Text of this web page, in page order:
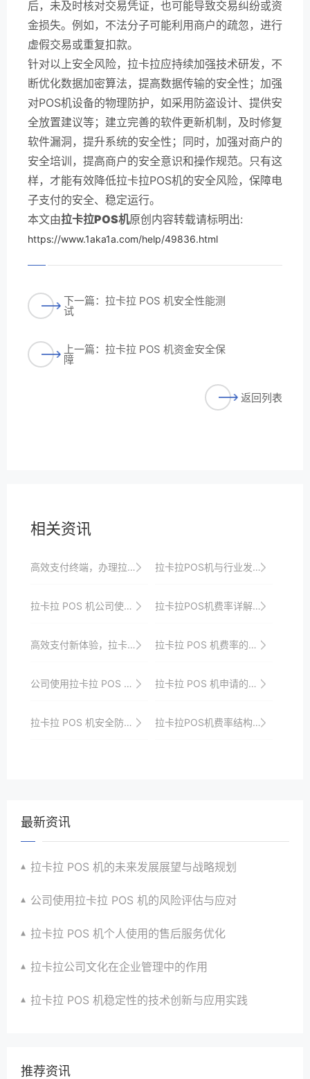
后，未及时核对交易凭证，也可能导致交易纠纷或资
金损失。例如，不法分子可能利用商户的疏忽，进行
虚假交易或重复扣款。
针对以上安全风险，拉卡拉应持续加强技术研发，不
断优化数据加密算法，提高数据传输的安全性；加强
对POS机设备的物理防护，如采用防盗设计、提供安
全放置建议等；建立完善的软件更新机制，及时修复
软件漏洞，提升系统的安全性；同时，加强对商户的
安全培训，提高商户的安全意识和操作规范。只有这
样，才能有效降低拉卡拉POS机的安全风险，保障电
子支付的安全、稳定运行。
本文由拉卡拉POS机原创内容转载请标明出:
https://www.1aka1a.com/help/49836.html
下一篇：拉卡拉 POS 机安全性能测
试
上一篇：拉卡拉 POS 机资金安全保
障
返回列表
相关资讯
高效支付终端，办理拉卡拉POS机来解决 拉卡拉POS机与行业发展趋势的契合度分析
拉卡拉 POS 机公司使用的风险管理 拉卡拉POS机费率详解，让你明明白白收款
高效支付新体验，拉卡拉POS机申请全攻略 拉卡拉 POS 机费率的市场竞争力
公司使用拉卡拉 POS 机的数据分析应用 拉卡拉 POS 机申请的渠道解析
拉卡拉 POS 机安全防范意识培养 拉卡拉POS机费率结构全面解析
最新资讯
拉卡拉 POS 机的未来发展展望与战略规划
公司使用拉卡拉 POS 机的风险评估与应对
拉卡拉 POS 机个人使用的售后服务优化
拉卡拉公司文化在企业管理中的作用
拉卡拉 POS 机稳定性的技术创新与应用实践
推荐资讯